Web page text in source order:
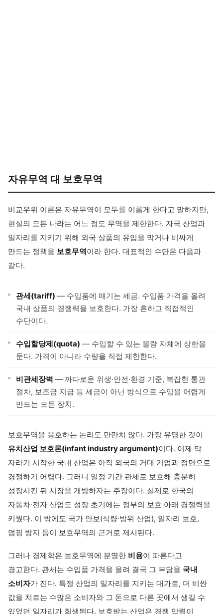
자유무역 대 보호무역
비교우위 이론은 자유무역이 모두를 이롭게 한다고 말하지만,
현실의 모든 나라는 어느 정도 무역을 제한한다. 자국 산업과
일자리를 지키기 위해 외국 상품의 유입을 막거나 비싸게
만드는 정책을 보호무역이라 한다. 대표적인 수단은 다음과
같다.
관세(tariff) — 수입품에 매기는 세금. 수입품 가격을 올려
국내 상품의 경쟁력을 보호한다. 가장 흔하고 직접적인
수단이다.
수입할당제(quota) — 수입할 수 있는 물량 자체에 상한을
둔다. 가격이 아니라 수량을 직접 제한한다.
비관세장벽 — 까다로운 위생·안전·환경 기준, 복잡한 통관
절차, 보조금 지급 등 세금이 아닌 방식으로 수입을 어렵게
만드는 모든 장치.
보호무역을 옹호하는 논리도 만만치 않다. 가장 유명한 것이
유치산업 보호론(infant industry argument)이다. 이제 막
자라기 시작한 국내 산업은 아직 외국의 거대 기업과 정면으로
경쟁하기 어렵다. 그러니 일정 기간 관세로 보호해 충분히
성장시킨 뒤 시장을 개방하자는 주장이다. 실제로 한국의
자동차·전자 산업도 성장 초기에는 정부의 보호 아래 경쟁력을
키웠다. 이 밖에도 국가 안보(식량·방위 산업), 일자리 보호,
덤핑 방지 등이 보호무역의 근거로 제시된다.
그러나 경제학은 보호무역에 분명한 비용이 따른다고
경고한다. 관세는 수입품 가격을 올려 결국 그 부담을 국내
소비자가 진다. 특정 산업의 일자리를 지키는 대가로, 더 비싼
값을 치르는 수많은 소비자와 그 돈으로 다른 곳에서 생길 수
있었던 일자리가 희생된다. 보호받는 산업은 경쟁 압력이